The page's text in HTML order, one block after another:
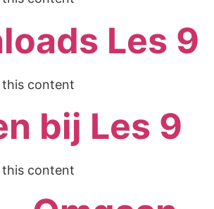
Les 9
this content
bij Les 9
this content